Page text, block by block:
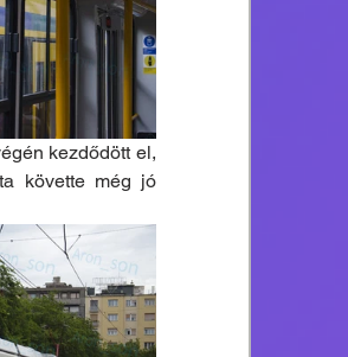
kezdődött el,
követte még jó